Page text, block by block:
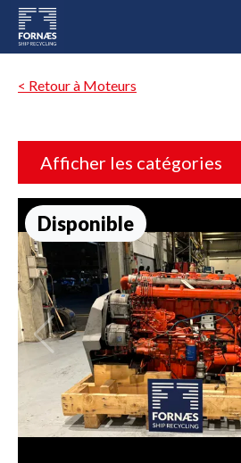
< Retour à Moteurs
Afficher les catégories
Disponible